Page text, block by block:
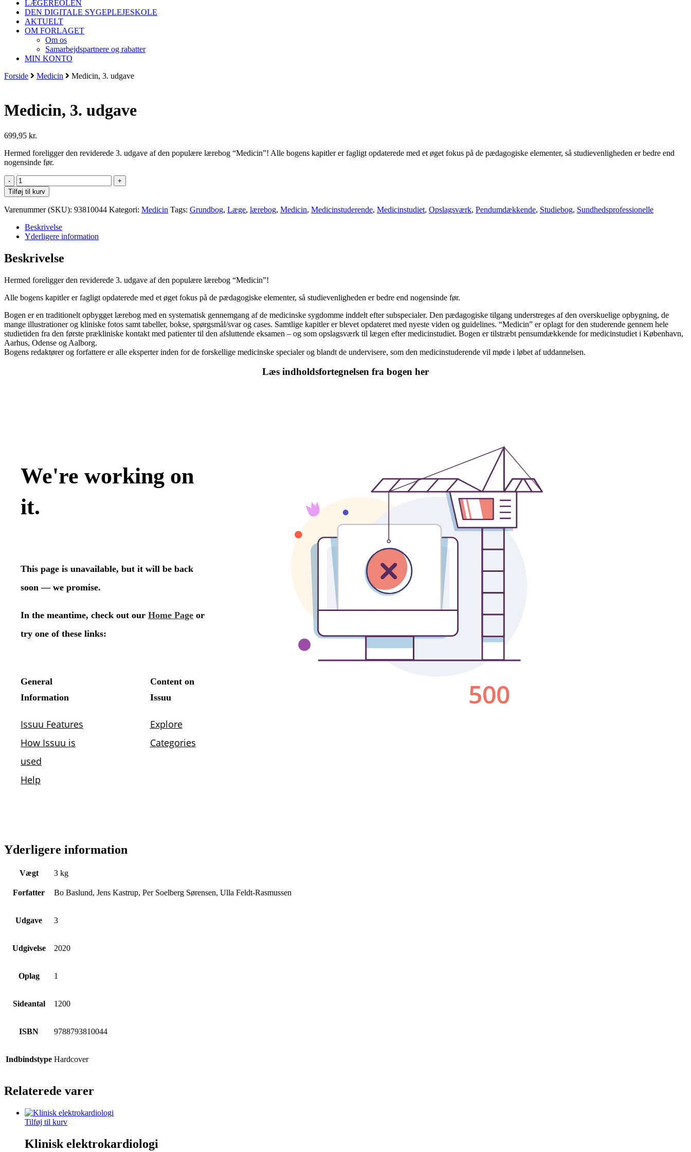
LÆGEREOLEN
DEN DIGITALE SYGEPLEJESKOLE
AKTUELT
OM FORLAGET
Om os
Samarbejdspartnere og rabatter
MIN KONTO
Forside
Medicin Medicin, 3. udgave
Medicin, 3. udgave
699,95 kr.
Hermed foreligger den reviderede 3. udgave af den populære lærebog “Medicin”! Alle bogens kapitler er fagligt opdaterede med et øget fokus på de pædagogiske elementer, så studievenligheden er bedre end
nogensinde før.
Medicin,
3.
udgave
antal
Tilføj til kurv
Varenummer (SKU): 93810044 Kategori: Medicin Tags: Grundbog, Læge, lærebog, Medicin, Medicinstuderende, Medicinstudiet, Opslagsværk, Pendumdækkende, Studiebog, Sundhedsprofessionelle
Beskrivelse
Yderligere information
Beskrivelse
Hermed foreligger den reviderede 3. udgave af den populære lærebog “Medicin”!
Alle bogens kapitler er fagligt opdaterede med et øget fokus på de pædagogiske elementer, så studievenligheden er bedre end nogensinde før.
Bogen er en traditionelt opbygget lærebog med en systematisk gennemgang af de medicinske sygdomme inddelt efter subspecialer. Den pædagogiske tilgang understreges af den overskuelige opbygning, de
mange illustrationer og kliniske fotos samt tabeller, bokse, spørgsmål/svar og cases. Samtlige kapitler er blevet opdateret med nyeste viden og guidelines. “Medicin” er oplagt for den studerende gennem hele
studietiden fra den første prækliniske kontakt med patienter til den afsluttende eksamen – og som opslagsværk til lægen efter medicinstudiet. Bogen er tilstræbt pensumdækkende for medicinstudiet i København,
Aarhus, Odense og Aalborg.
Bogens redaktører og forfattere er alle eksperter inden for de forskellige medicinske specialer og blandt de undervisere, som den medicinstuderende vil møde i løbet af uddannelsen.
Læs indholdsfortegnelsen fra bogen her
Yderligere information
Vægt 3 kg
Forfatter Bo Baslund, Jens Kastrup, Per Soelberg Sørensen, Ulla Feldt-Rasmussen
Udgave 3
Udgivelse 2020
Oplag 1
Sideantal 1200
ISBN 9788793810044
Indbindstype Hardcover
Relaterede varer
Tilføj til kurv
Klinisk elektrokardiologi